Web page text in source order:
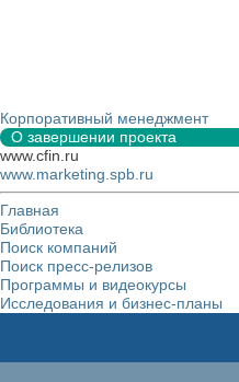
Корпоративный менеджмент
О завершении проекта
www.cfin.ru
www.marketing.spb.ru
Главная
Библиотека
Поиск компаний
Поиск пресс-релизов
Программы и видеокурсы
Исследования и бизнес-планы